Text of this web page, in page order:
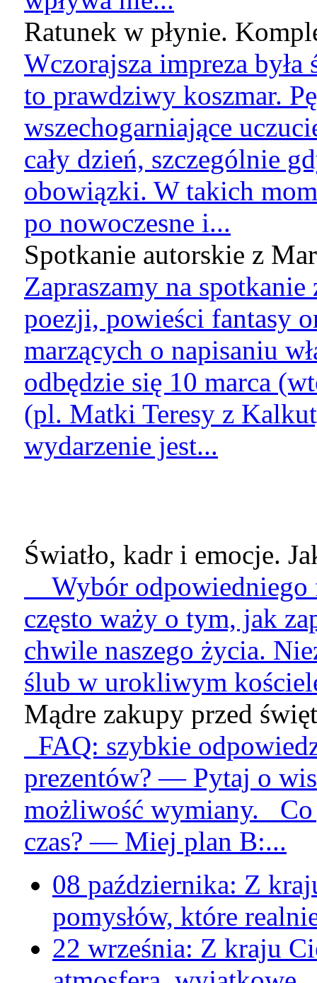
Ratunek w płynie.
Wczorajsza impreza
to prawdziwy koszmar.
wszechogarniające
cały dzień, szczególnie
obowiązki. W takich
po nowoczesne i...
Spotkanie autorskie z
Zapraszamy na
poezji, powieści fantasy
marzących o napisaniu
odbędzie się 10 marca
(pl. Matki Teresy z
wydarzenie jest...
Światło, kadr i emocje.
Wybór odpowiedniego
często waży o tym, jak
chwile naszego życia.
ślub w urokliwym
Mądre zakupy przed
FAQ: szybkie
prezentów? — Pytaj o
możliwość wymiany. Co
czas? — Miej plan B:...
08 października: Z
pomysłów, które
22 września: Z kraju